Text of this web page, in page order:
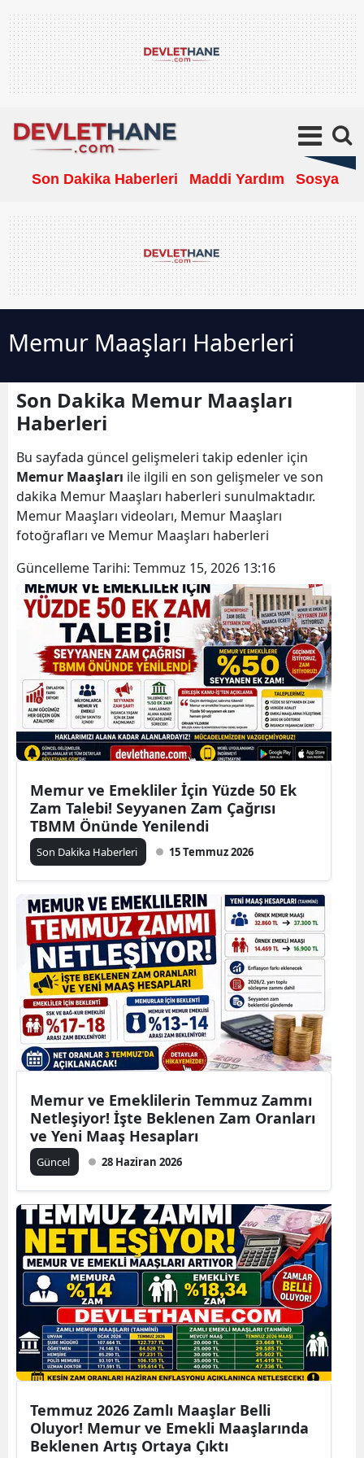
Son Dakika Haberleri Maddi Yardım Sosyal
Memur Maaşları Haberleri
Son Dakika Memur Maaşları
Haberleri
Bu sayfada güncel gelişmeleri takip edenler için
Memur Maaşları ile ilgili en son gelişmeler ve son
dakika Memur Maaşları haberleri sunulmaktadır.
Memur Maaşları videoları, Memur Maaşları
fotoğrafları ve Memur Maaşları haberleri
Güncelleme Tarihi: Temmuz 15, 2026 13:16
Memur ve Emekliler İçin Yüzde 50 Ek
Zam Talebi! Seyyanen Zam Çağrısı
TBMM Önünde Yenilendi
Son Dakika Haberleri 15 Temmuz 2026
Memur ve Emeklilerin Temmuz Zammı
Netleşiyor! İşte Beklenen Zam Oranları
ve Yeni Maaş Hesapları
Güncel 28 Haziran 2026
Temmuz 2026 Zamlı Maaşlar Belli
Oluyor! Memur ve Emekli Maaşlarında
Beklenen Artış Ortaya Çıktı